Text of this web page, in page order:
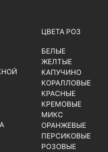
ЦВЕТА РОЗ
БЕЛЫЕ
ЖЕЛТЫЕ
КАПУЧИНО
КОРАЛЛОВЫЕ
КРАСНЫЕ
КРЕМОВЫЕ
МИКС
ОРАНЖЕВЫЕ
ПЕРСИКОВЫЕ
РОЗОВЫЕ